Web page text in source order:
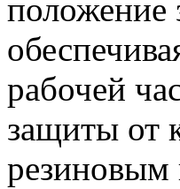
положение
рабочей
защиты от
резиновым